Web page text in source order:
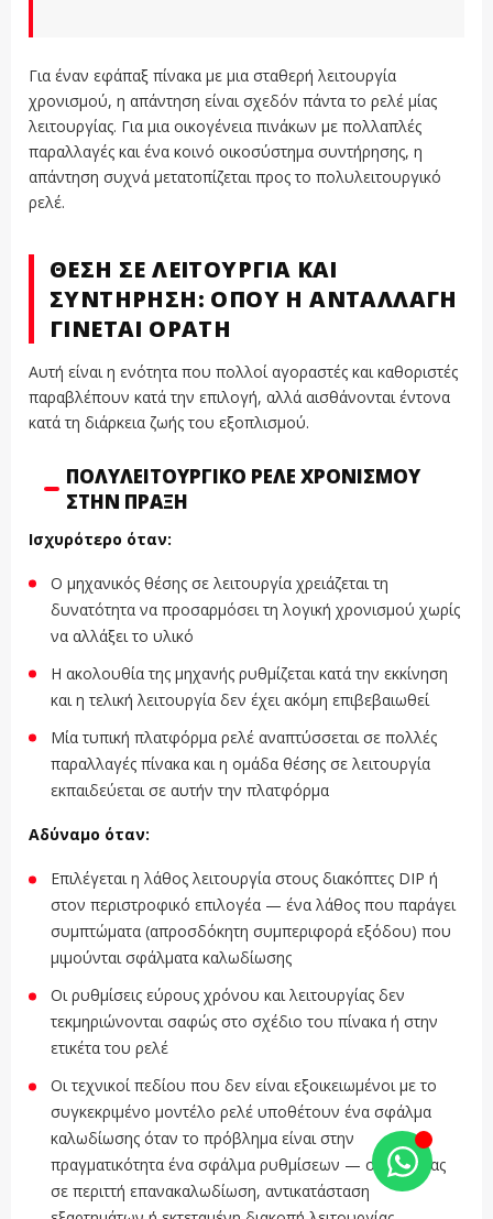
Για έναν εφάπαξ πίνακα με μια σταθερή λειτουργία
χρονισμού, η απάντηση είναι σχεδόν πάντα το ρελέ μίας
λειτουργίας. Για μια οικογένεια πινάκων με πολλαπλές
παραλλαγές και ένα κοινό οικοσύστημα συντήρησης, η
απάντηση συχνά μετατοπίζεται προς το πολυλειτουργικό
ρελέ.
ΘΈΣΗ ΣΕ ΛΕΙΤΟΥΡΓΊΑ ΚΑΙ
ΣΥΝΤΉΡΗΣΗ: ΌΠΟΥ Η ΑΝΤΑΛΛΑΓΉ
ΓΊΝΕΤΑΙ ΟΡΑΤΉ
Αυτή είναι η ενότητα που πολλοί αγοραστές και καθοριστές
παραβλέπουν κατά την επιλογή, αλλά αισθάνονται έντονα
κατά τη διάρκεια ζωής του εξοπλισμού.
ΠΟΛΥΛΕΙΤΟΥΡΓΙΚΌ ΡΕΛΈ ΧΡΟΝΙΣΜΟΎ
ΣΤΗΝ ΠΡΆΞΗ
Ισχυρότερο όταν:
Ο μηχανικός θέσης σε λειτουργία χρειάζεται τη
δυνατότητα να προσαρμόσει τη λογική χρονισμού χωρίς
να αλλάξει το υλικό
Η ακολουθία της μηχανής ρυθμίζεται κατά την εκκίνηση
και η τελική λειτουργία δεν έχει ακόμη επιβεβαιωθεί
Μία τυπική πλατφόρμα ρελέ αναπτύσσεται σε πολλές
παραλλαγές πίνακα και η ομάδα θέσης σε λειτουργία
εκπαιδεύεται σε αυτήν την πλατφόρμα
Αδύναμο όταν:
Επιλέγεται η λάθος λειτουργία στους διακόπτες DIP ή
στον περιστροφικό επιλογέα — ένα λάθος που παράγει
συμπτώματα (απροσδόκητη συμπεριφορά εξόδου) που
μιμούνται σφάλματα καλωδίωσης
Οι ρυθμίσεις εύρους χρόνου και λειτουργίας δεν
τεκμηριώνονται σαφώς στο σχέδιο του πίνακα ή στην
ετικέτα του ρελέ
Οι τεχνικοί πεδίου που δεν είναι εξοικειωμένοι με το
συγκεκριμένο μοντέλο ρελέ υποθέτουν ένα σφάλμα
καλωδίωσης όταν το πρόβλημα είναι στην
πραγματικότητα ένα σφάλμα ρυθμίσεων — οδηγώντας
σε περιττή επανακαλωδίωση, αντικατάσταση